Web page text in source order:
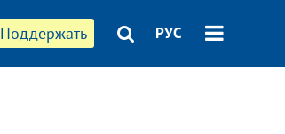
Поддержать РУС